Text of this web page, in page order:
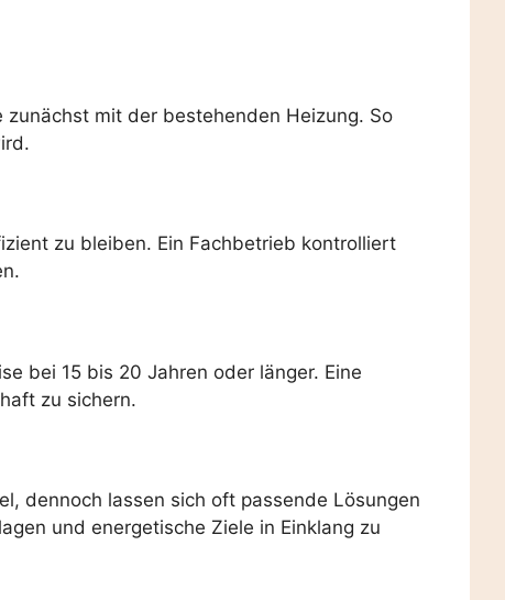
mit der bestehenden Heizung. So
zu bleiben. Ein Fachbetrieb kontrolliert
bei 15 bis 20 Jahren oder länger. Eine
zu sichern.
dennoch lassen sich oft passende Lösungen
und energetische Ziele in Einklang zu